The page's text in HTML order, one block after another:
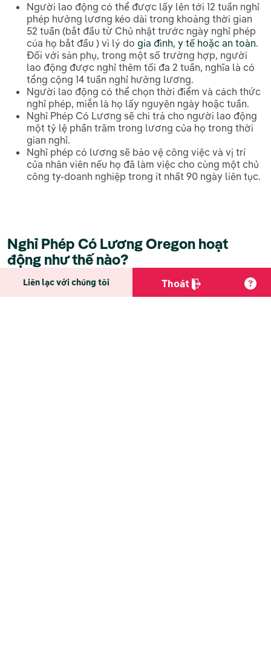
Liên lạc với chúng tôi Thoát
Người lao động có thể được lấy lên tới 12 tuần nghỉ
phép hưởng lương kéo dài trong khoảng thời gian
52 tuần (bắt đầu từ Chủ nhật trước ngày nghỉ phép
cúa họ bắt đầu ) vì lý do gia đình, y tế hoặc an toàn.
Đối với sản phụ, trong một số trường hợp, người
lao động được nghỉ thêm tối đa 2 tuần, nghĩa là có
tổng cộng 14 tuần nghỉ hưởng lương.
Người lao động có thể chọn thời điểm và cách thức
nghỉ phép, miễn là họ lấy nguyên ngày hoặc tuần.
Nghỉ Phép Có Lương sẽ chi trả cho người lao động
một tỷ lệ phần trăm trong lương của họ trong thời
gian nghỉ.
Nghỉ phép có lương sẽ bảo vệ công việc và vị trí
của nhân viên nếu họ đã làm việc cho cùng một chủ
công ty-doanh nghiệp trong ít nhất 90 ngày liên tục.
Nghỉ Phép Có Lương Oregon hoạt
động như thế nào?